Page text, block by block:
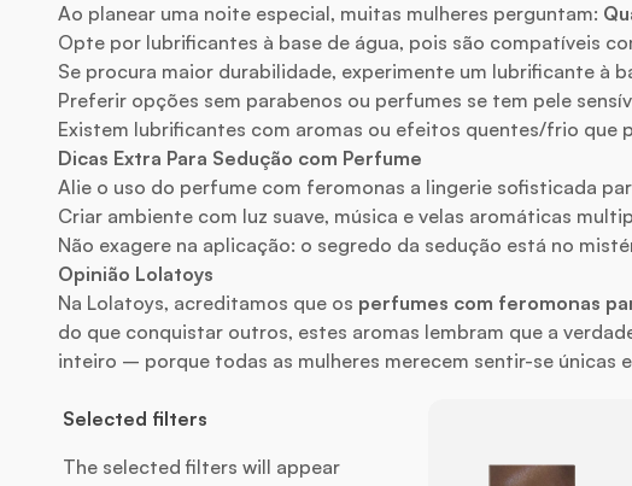
Ao planear uma noite especial, muitas mulheres perguntam:
Opte por lubrificantes à base de água, pois são compatíveis
Se procura maior durabilidade, experimente um lubrificante à
Preferir opções sem parabenos ou perfumes se tem pele
Existem lubrificantes com aromas ou efeitos quentes/frio que
Dicas Extra Para Sedução com Perfume
Alie o uso do perfume com feromonas a lingerie sofisticada
Criar ambiente com luz suave, música e velas aromáticas
Não exagere na aplicação: o segredo da sedução está no
Opinião Lolatoys
Na Lolatoys, acreditamos que os perfumes com feromonas
do que conquistar outros, estes aromas lembram que a
inteiro – porque todas as mulheres merecem sentir-se únicas
Selected filters
The selected filters will appear